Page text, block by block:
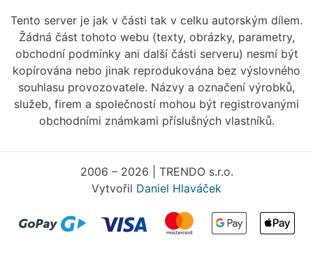
Tento server je jak v části tak v celku autorským dílem.
Žádná část tohoto webu (texty, obrázky, parametry,
obchodní podmínky ani další části serveru) nesmí být
kopírována nebo jinak reprodukována bez výslovného
souhlasu provozovatele. Názvy a označení výrobků,
služeb, firem a společností mohou být registrovanými
obchodními známkami příslušných vlastníků.
2006 – 2026 | TRENDO s.r.o.
Vytvořil Daniel Hlaváček